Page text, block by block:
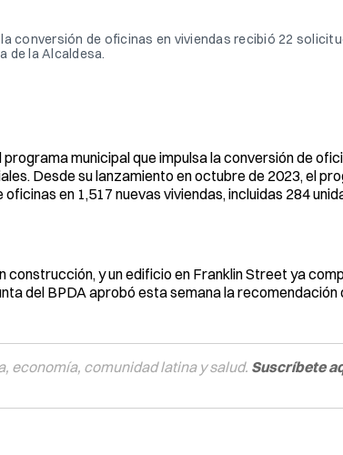
conversión de oficinas en viviendas recibió 22
de la Alcaldesa.
municipal que impulsa la conversión de
Desde su lanzamiento en octubre de 2023, el
en 1,517 nuevas viviendas, incluidas 284
y un edificio en Franklin Street ya
del BPDA aprobó esta semana la
economía, comunidad latina y salud. Suscríbete